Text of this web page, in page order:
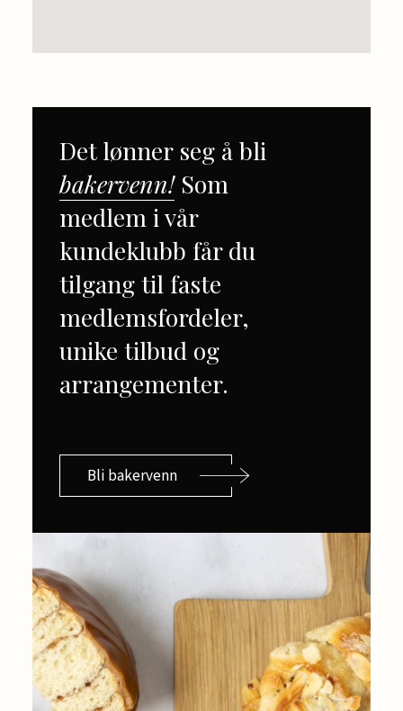
Det lønner seg å bli
bakervenn!Som
medlem i vår
kundeklubb får du
tilgang til faste
medlemsfordeler,
unike tilbud og
arrangementer.
Bli bakervenn